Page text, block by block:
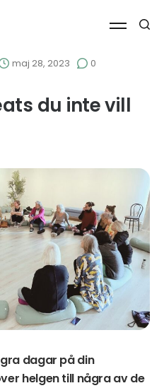
maj 28, 2023 0
du inte vill
dagar på din
helgen till några av de